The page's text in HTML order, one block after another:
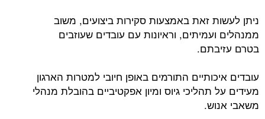
ניתן לעשות זאת באמצעות סקירות ביצועים, משוב
ממנהלים ועמיתים, וראיונות עם עובדים שעוזבים
בטרם עזיבתם.
עובדים איכותיים התורמים באופן חיובי למטרות הארגון
מעידים על תהליכי גיוס ומיון אפקטיביים בהובלת מנהלי
משאבי אנוש.